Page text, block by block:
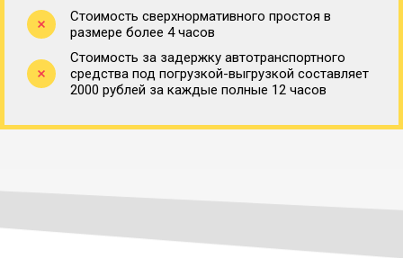
Стоимость сверхнормативного простоя в
размере более 4 часов
Стоимость за задержку автотранспортного
средства под погрузкой-выгрузкой составляет
2000 рублей за каждые полные 12 часов